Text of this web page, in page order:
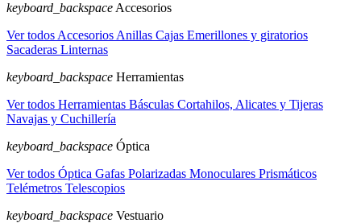
keyboard_backspace Accesorios
Ver todos Accesorios Anillas Cajas Emerillones y giratorios
Sacaderas Linternas
keyboard_backspace Herramientas
Ver todos Herramientas Básculas Cortahilos, Alicates y Tijeras
Navajas y Cuchillería
keyboard_backspace Óptica
Ver todos Óptica Gafas Polarizadas Monoculares Prismáticos
Telémetros Telescopios
keyboard_backspace Vestuario